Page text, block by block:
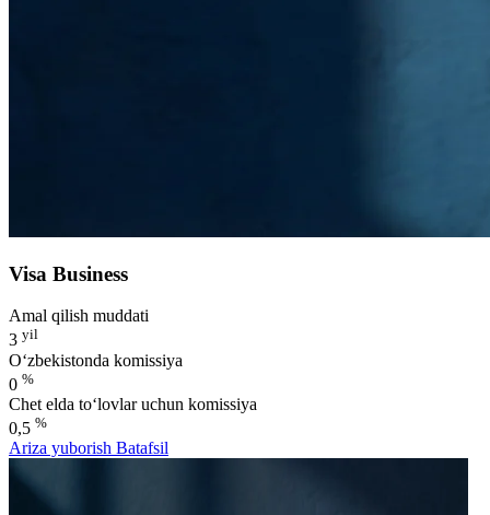
Visa Business
Amal qilish muddati
3 yil
O‘zbekistonda komissiya
0 %
Chet elda to‘lovlar uchun komissiya
0,5 %
Ariza yuborish Batafsil